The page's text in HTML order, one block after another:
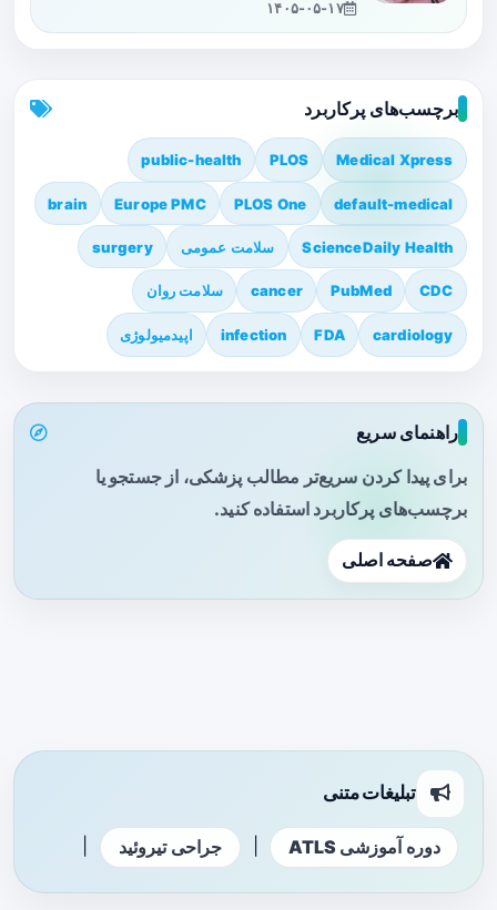
۱۴۰۵-۰۵-۱۷
برچسب‌های پرکاربرد
Medical Xpress
PLOS
public-health
default-medical
PLOS One
Europe PMC
brain
ScienceDaily Health سلامت عمومی surgery
CDC
PubMed
cancer سلامت روان
cardiology
FDA
infection اپیدمیولوژی
راهنمای سریع
برای پیدا کردن سریع‌تر مطالب پزشکی، از جستجو یا
برچسب‌های پرکاربرد استفاده کنید.
صفحه اصلی
تبلیغات متنی
دوره آموزشی ATLS جراحی تیروئید